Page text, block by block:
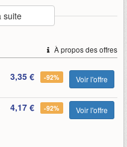
crown-wars
black-prince wars
suite
À propos des offres
3,35 € -92% Voir l'offre
4,17 € -92% Voir l'offre